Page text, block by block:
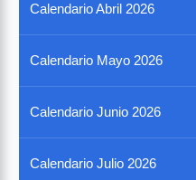
Calendario Abril 2026
Calendario Mayo 2026
Calendario Junio 2026
Calendario Julio 2026